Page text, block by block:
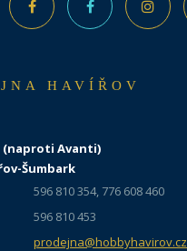
HAVÍŘOV
(naproti Avanti)
Šumbark
596 810 354, 776 608 460
596 810 453
prodejna@hobbyhavirov.cz